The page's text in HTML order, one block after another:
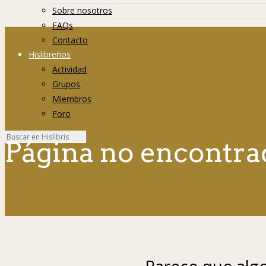
Sobre nosotros
FAQs
Contacto
Hislibreños
Actividad
Grupos
Miembros
Foro
Página no